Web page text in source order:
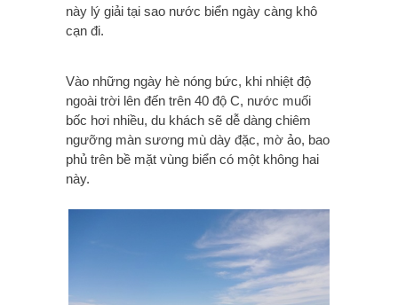
này lý giải tại sao nước biển ngày càng khô
cạn đi.
Vào những ngày hè nóng bức, khi nhiệt độ
ngoài trời lên đến trên 40 độ C, nước muối
bốc hơi nhiều, du khách sẽ dễ dàng chiêm
ngưỡng màn sương mù dày đặc, mờ ảo, bao
phủ trên bề mặt vùng biển có một không hai
này.